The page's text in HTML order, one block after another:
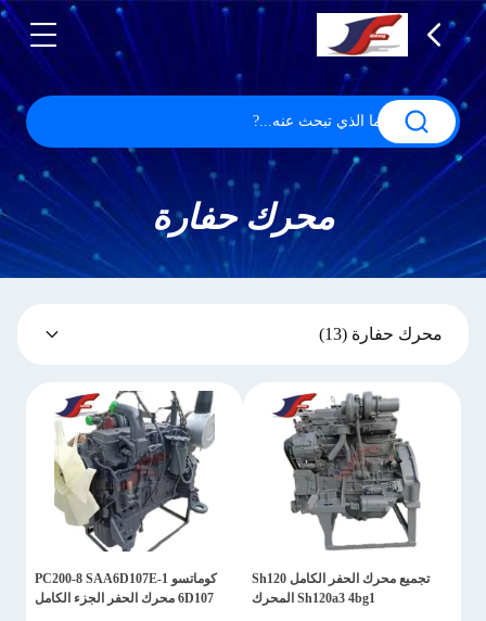
محرك حفارة
محرك حفارة (13)
تجميع محرك الحفر الكامل Sh120
Sh120a3 4bg1 المحرك
كوماتسو PC200-8 SAA6D107E-1
6D107 محرك الحفر الجزء الكامل